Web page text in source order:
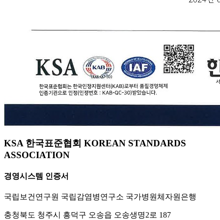
KSA 한국표준협회 KOREAN STANDARDS
ASSOCIATION
경영시스템 인증서
국립보건연구원 국립감염병연구소 국가병원체자원은행
충청북도 청주시 흥덕구 오송읍 오송생명2로 187